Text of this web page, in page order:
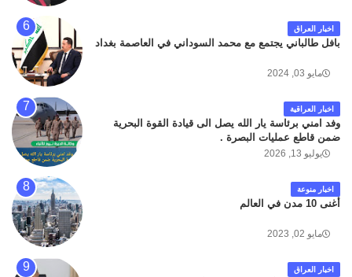
اخبار العراق
بافل طالباني يجتمع مع محمد السوداني في العاصمة بغداد
مايو 03, 2024
اخبار العراقية
وفد امني برئاسة يار الله يصل الى قيادة القوة البحرية
ضمن قاطع عمليات البصرة .
يوليو 13, 2026
اخبار منوعة
أغنى 10 مدن في العالم
مايو 02, 2023
اخبار العراق